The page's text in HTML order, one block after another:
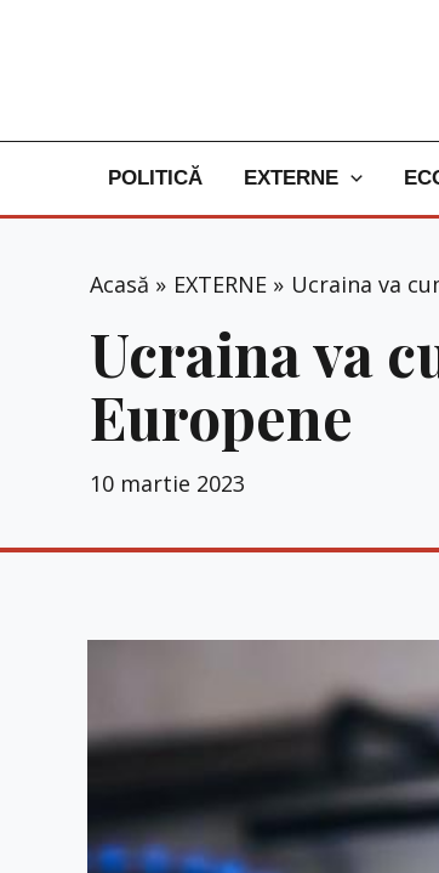
POLITICĂ EXTERNE
Acasă EXTERNE Ucraina va
Ucraina va
Europene
10 martie 2023